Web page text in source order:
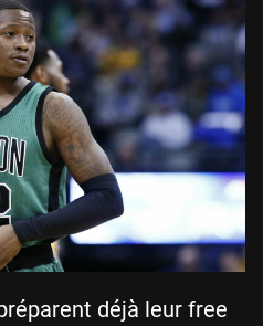
déjà leur free